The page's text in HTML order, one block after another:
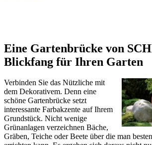
Eine Gartenbrücke von
Blickfang für Ihren Garten
Verbinden Sie das Nützliche mit
dem Dekorativem. Denn eine
schöne Gartenbrücke setzt
interessante Farbakzente auf Ihrem
Grundstück. Nicht wenige
Grünanlagen verzeichnen Bäche,
Gräben, Teiche oder Beete über die man